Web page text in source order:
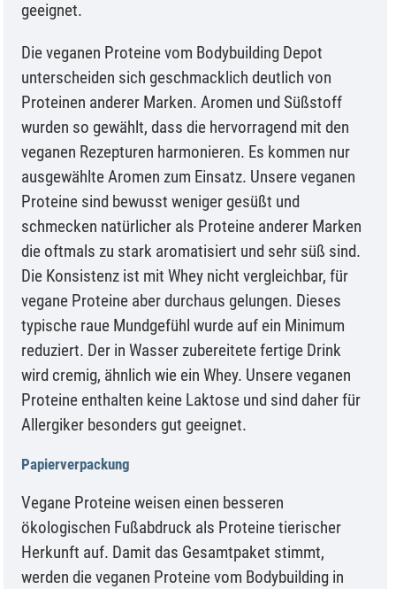
geeignet.
Die veganen Proteine vom Bodybuilding Depot
unterscheiden sich geschmacklich deutlich von
Proteinen anderer Marken. Aromen und Süßstoff
wurden so gewählt, dass die hervorragend mit den
veganen Rezepturen harmonieren. Es kommen nur
ausgewählte Aromen zum Einsatz. Unsere veganen
Proteine sind bewusst weniger gesüßt und
schmecken natürlicher als Proteine anderer Marken
die oftmals zu stark aromatisiert und sehr süß sind.
Die Konsistenz ist mit Whey nicht vergleichbar, für
vegane Proteine aber durchaus gelungen. Dieses
typische raue Mundgefühl wurde auf ein Minimum
reduziert. Der in Wasser zubereitete fertige Drink
wird cremig, ähnlich wie ein Whey. Unsere veganen
Proteine enthalten keine Laktose und sind daher für
Allergiker besonders gut geeignet.
Papierverpackung
Vegane Proteine weisen einen besseren
ökologischen Fußabdruck als Proteine tierischer
Herkunft auf. Damit das Gesamtpaket stimmt,
werden die veganen Proteine vom Bodybuilding in